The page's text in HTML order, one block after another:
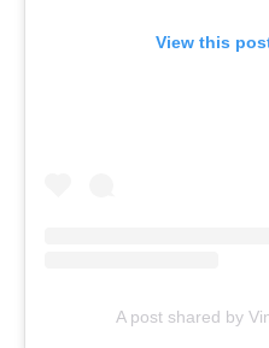
View this
A post shared by